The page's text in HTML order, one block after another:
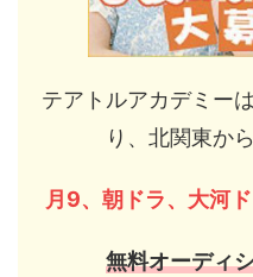
テアトルアカデミー
り、北関東か
月9、朝ドラ、大河
無料オーディ